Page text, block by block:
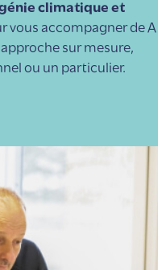
climatique et
vous accompagner de A
sur mesure,
ou un particulier.